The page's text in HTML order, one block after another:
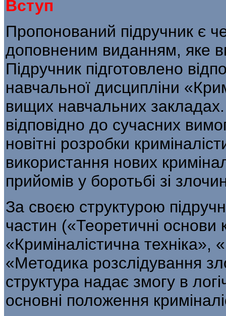
Вступ
Пропонований підручник є
доповненим виданням, яке
Підручник підготовлено
навчальної дисципліни
вищих навчальних
відповідно до сучасних
новітні розробки
використання нових
прийомів у боротьбі зі
За своєю структурою
частин («Теоретичні основи
«Криміналістична техніка»,
«Методика розслідування
структура надає змогу в
основні положення